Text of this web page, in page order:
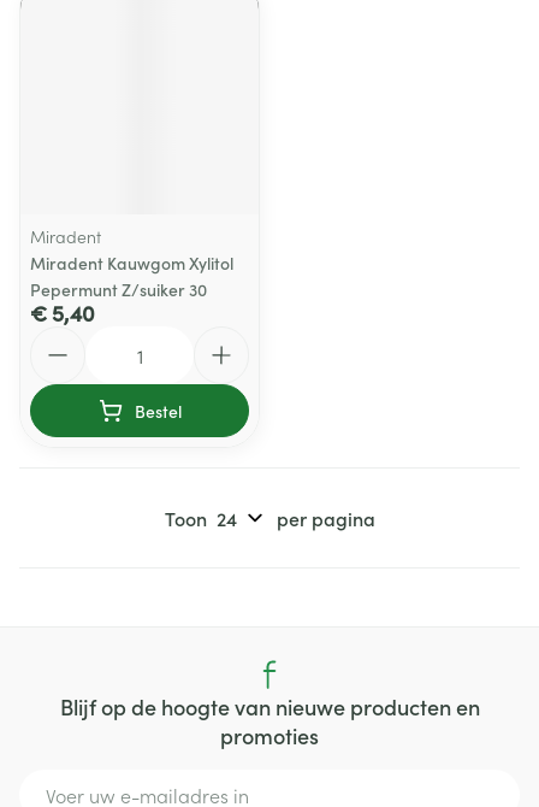
Miradent
Miradent Kauwgom Xylitol
Pepermunt Z/suiker 30
€ 5,40
Bestel
Toon per pagina
Blijf op de hoogte van nieuwe producten en
promoties